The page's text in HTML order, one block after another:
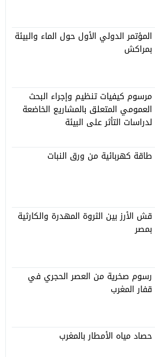
المؤتمر الدولي الأول حول الماء والبيئة
بمراكش
مرسوم كيفيات تنظيم وإجراء البحث
العمومي المتعلق بالمشاريع الخاضعة
لدراسات التأثر على البيئة
طاقة كهربائية من ورق النبات
قش الأرز بين الثروة المهدرة والكارثية
بمصر
رسوم صخرية من العصر الحجري في
قفار المغرب
حصاد مياه الأمطار بالمغرب